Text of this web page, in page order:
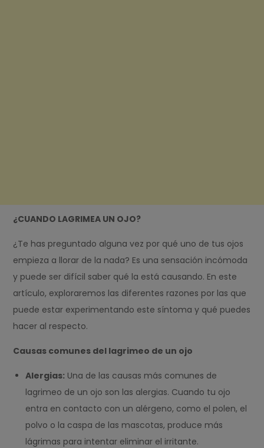
¿CUANDO LAGRIMEA UN OJO?
¿Te has preguntado alguna vez por qué uno de tus ojos
empieza a llorar de la nada? Es una sensación incómoda
y puede ser difícil saber qué la está causando. En este
artículo, exploraremos las diferentes razones por las que
puede estar experimentando este síntoma y qué puedes
hacer al respecto.
Causas comunes del lagrimeo de un ojo
Alergias: Una de las causas más comunes de
lagrimeo de un ojo son las alergias. Cuando tu ojo
entra en contacto con un alérgeno, como el polen, el
polvo o la caspa de las mascotas, produce más
lágrimas para intentar eliminar el irritante.